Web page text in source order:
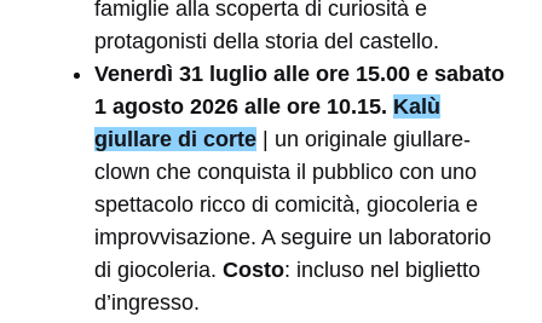
famiglie alla scoperta di curiosità e
protagonisti della storia del castello.
Venerdì 31 luglio alle ore 15.00 e sabato
1 agosto 2026 alle ore 10.15. Kalù
giullare di corte | un originale giullare-
clown che conquista il pubblico con uno
spettacolo ricco di comicità, giocoleria e
improvvisazione. A seguire un laboratorio
di giocoleria. Costo: incluso nel biglietto
d’ingresso.